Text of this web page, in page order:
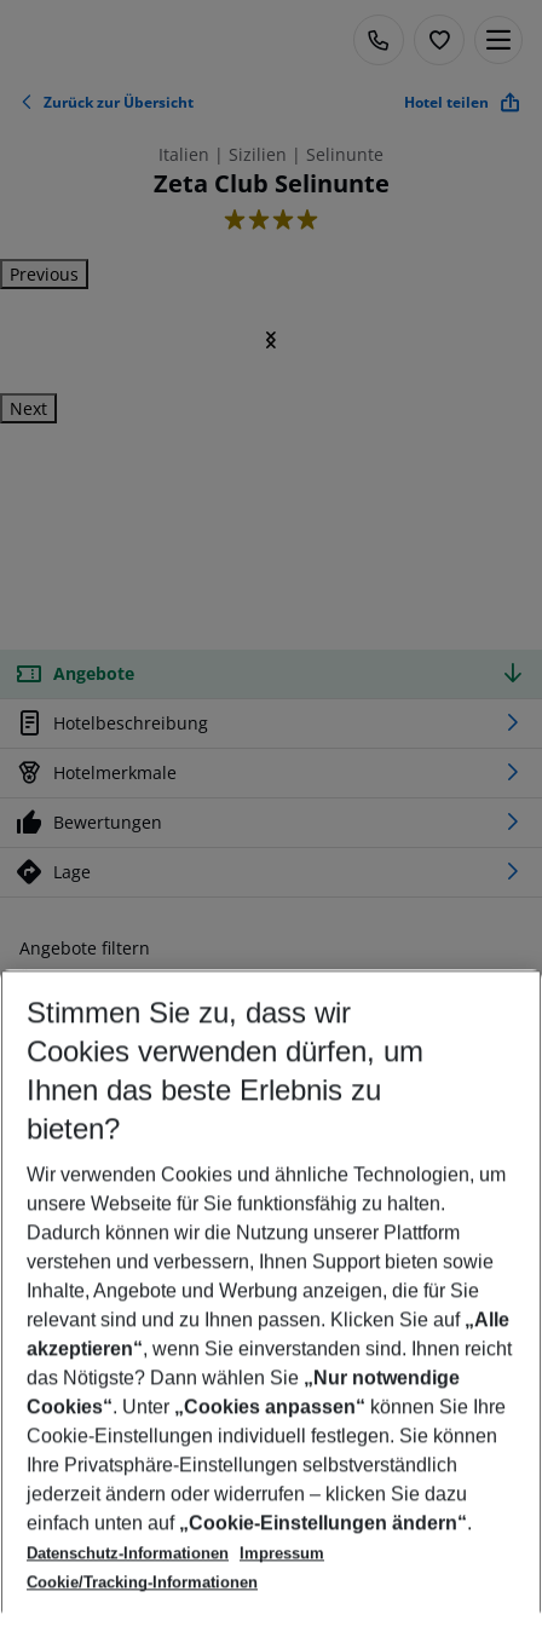
Zurück zur Übersicht Hotel teilen
Italien | Sizilien | Selinunte
Zeta Club Selinunte
4
Previous
Next
Angebote
Hotelbeschreibung
Hotelmerkmale
Bewertungen
Lage
Angebote filtern
Ändern Sie Ihre Kriterien nach Ihren Wünschen
Abflughafen wählen
Beliebiger Abflughafen
Reisezeitraum wählen
09.08.26– 07.08.27 5-8 Nächte
2 Erwachsene Keine Kinder
Mehr Filter anzeigen
Footer
Footer navigation
Über uns
AGB
Cookie-Einstellungen ändern
Cookie-Richtlinie
Datenschutz
Service & Hilfe
Barrierefreies Reisen
Check-in
Folgen Sie uns
Stimmen Sie zu, dass wir
Cookies verwenden dürfen, um
Ihnen das beste Erlebnis zu
bieten?
Wir verwenden Cookies und ähnliche Technologien, um
unsere Webseite für Sie funktionsfähig zu halten.
Dadurch können wir die Nutzung unserer Plattform
verstehen und verbessern, Ihnen Support bieten sowie
Inhalte, Angebote und Werbung anzeigen, die für Sie
relevant sind und zu Ihnen passen. Klicken Sie auf „Alle
akzeptieren“, wenn Sie einverstanden sind. Ihnen reicht
das Nötigste? Dann wählen Sie „Nur notwendige
Cookies“. Unter „Cookies anpassen“ können Sie Ihre
Cookie-Einstellungen individuell festlegen. Sie können
Ihre Privatsphäre-Einstellungen selbstverständlich
jederzeit ändern oder widerrufen – klicken Sie dazu
einfach unten auf „Cookie-Einstellungen ändern“.
Datenschutz-Informationen
Impressum
Cookie/Tracking-Informationen